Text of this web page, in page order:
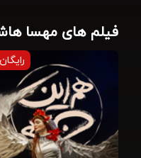
فیلم های مهسا
رایگان